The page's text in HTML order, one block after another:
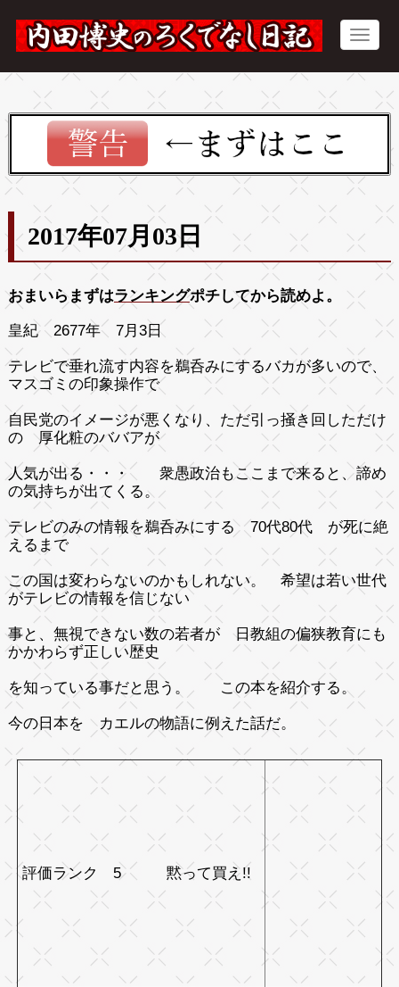
2017年07月03日
おまいらまずはランキングポチしてから読めよ。
皇紀 2677年 7月3日
テレビで垂れ流す内容を鵜呑みにするバカが多いので、
マスゴミの印象操作で
自民党のイメージが悪くなり、ただ引っ掻き回しただけ
の 厚化粧のババアが
人気が出る・・・ 衆愚政治もここまで来ると、諦め
の気持ちが出てくる。
テレビのみの情報を鵜呑みにする 70代80代 が死に絶
えるまで
この国は変わらないのかもしれない。 希望は若い世代
がテレビの情報を信じない
事と、無視できない数の若者が 日教組の偏狭教育にも
かかわらず正しい歴史
を知っている事だと思う。 この本を紹介する。
今の日本を カエルの物語に例えた話だ。
評価ランク 5 黙って買え!!